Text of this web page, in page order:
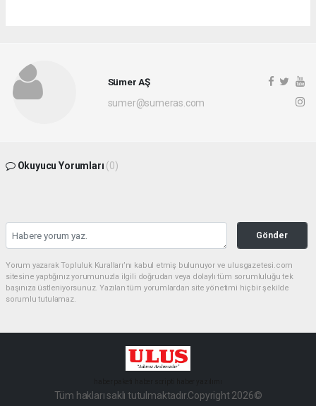
Sümer AŞ
sumer@sumeras.com
Okuyucu Yorumları (0)
Gönder
Yorum yazarak Topluluk Kuralları’nı kabul etmiş bulunuyor ve ulusgazetesi.com
sitesine yaptığınız yorumunuzla ilgili doğrudan veya dolaylı tüm sorumluluğu tek
başınıza üstleniyorsunuz. Yazılan tüm yorumlardan site yönetimi hiçbir şekilde
sorumlu tutulamaz.
Tüm hakları saklı tutulmaktadır.Copyright 2026©